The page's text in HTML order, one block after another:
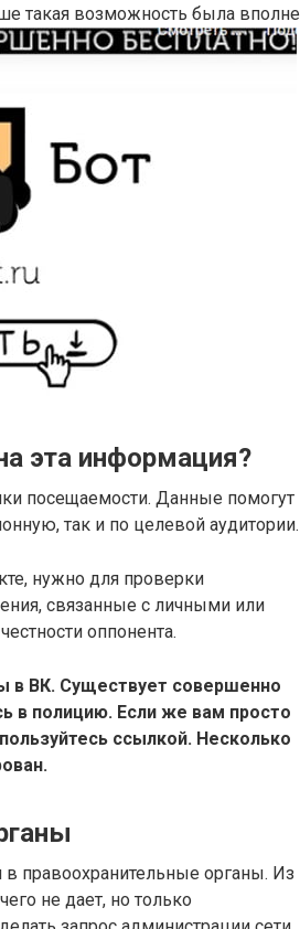
такая возможность была вполне
эта информация?
посещаемости. Данные помогут
так и по целевой аудитории.
нужно для проверки
связанные с личными или
оппонента.
в ВК. Существует совершенно
в полицию. Если же вам просто
ссылкой. Несколько
в правоохранительные органы. Из
не дает, но только